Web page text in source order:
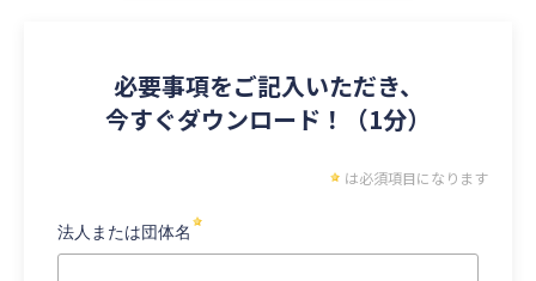
必要事項をご記入いただき、
今すぐダウンロード！（1分）
は必須項目になります